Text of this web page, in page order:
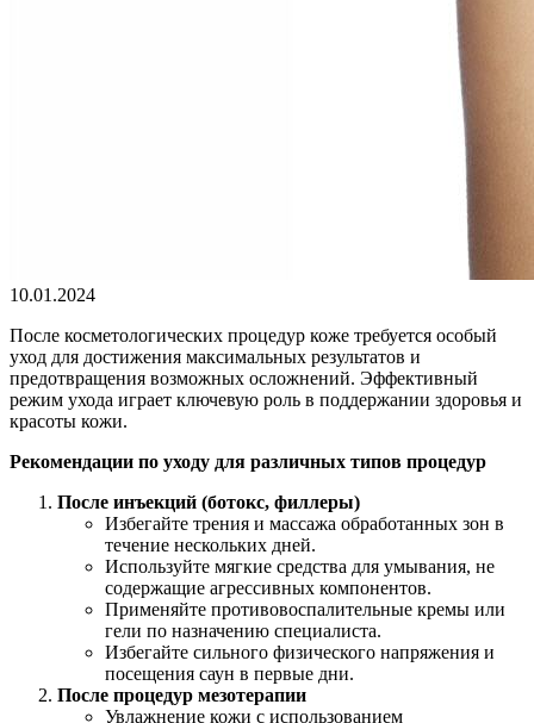
10.01.2024
После косметологических процедур коже требуется особый
уход для достижения максимальных результатов и
предотвращения возможных осложнений. Эффективный
режим ухода играет ключевую роль в поддержании здоровья и
красоты кожи.
Рекомендации по уходу для различных типов процедур
После инъекций (ботокс, филлеры)
Избегайте трения и массажа обработанных зон в
течение нескольких дней.
Используйте мягкие средства для умывания, не
содержащие агрессивных компонентов.
Применяйте противовоспалительные кремы или
гели по назначению специалиста.
Избегайте сильного физического напряжения и
посещения саун в первые дни.
После процедур мезотерапии
Увлажнение кожи с использованием